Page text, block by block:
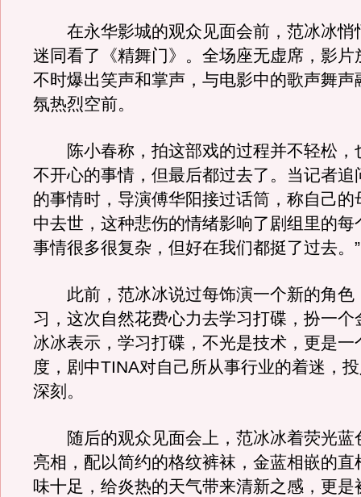
在永华影城的观众见面会前，范冰冰悄
迷同看了《精舞门》。全场座无虚席，影片
不时爆出笑声和掌声，与电影中的歌声舞声
氛热烈空前。
陈小春称，拍这部戏的过程并不轻松，
不开心的事情，但最后都过去了。当记者追
的事情时，导演傅华阳接过话筒，称自己的
中去世，这种悲伤的情绪影响了剧组里的每
事情很多很复杂，但好在我们都挺了过去。”
此前，范冰冰说过每饰演一个新的角色
习，这次自然花费心力去学习打碟，扮一个
冰冰表示，学习打碟，不光是技术，更是一
度，剧中TINA对自己所从事行业的着迷，
深刻。
随后的观众见面会上，范冰冰着荧光蓝
亮相，配以简约的格纹裤袜，金蓝相嵌的直
味十足，给炎热的天气带来清新之感，更是